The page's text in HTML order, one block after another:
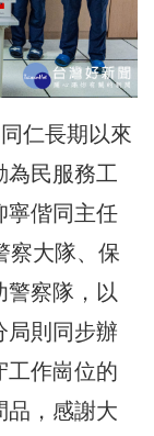
仁長期以來
為民服務工
寧偕同主任
察大隊、保
警察隊，以
局則同步辦
工作崗位的
品，感謝大